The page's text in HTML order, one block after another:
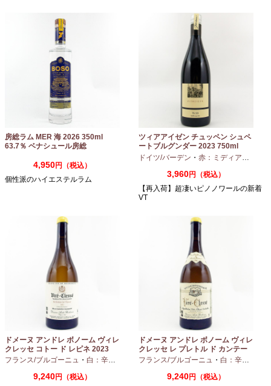
房総ラム MER 海 2026 350ml
63.7％ ベナシュール房総
4,950円（税込）
個性派のハイエステルラム
ツィアアイゼン チュッペン シュペ
ートブルグンダー 2023 750ml
ドイツ/バーデン ・ 赤：ミディアムボディ
3,960円（税込）
【再入荷】超凄いピノノワールの新着
VT
ドメーヌ アンドレ ボノーム ヴィレ
クレッセ コトー ド レピネ 2023
750ml
フランス/ブルゴーニュ ・ 白：辛口 シャルドネ
9,240円（税込）
ドメーヌ アンドレ ボノーム ヴィレ
クレッセ レ プレトル ド カンテー
ヌ 2023 750ml
フランス/ブルゴーニュ ・ 白：辛口
9,240円（税込）